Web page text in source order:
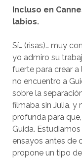
Incluso en
labios.
Sí… (risas)… muy
yo admiro su
fuerte para crear a
no encuentro a
sobre la
filmaba sin Julia, y
profunda para
Guida.
ensayos antes de
propone un tipo